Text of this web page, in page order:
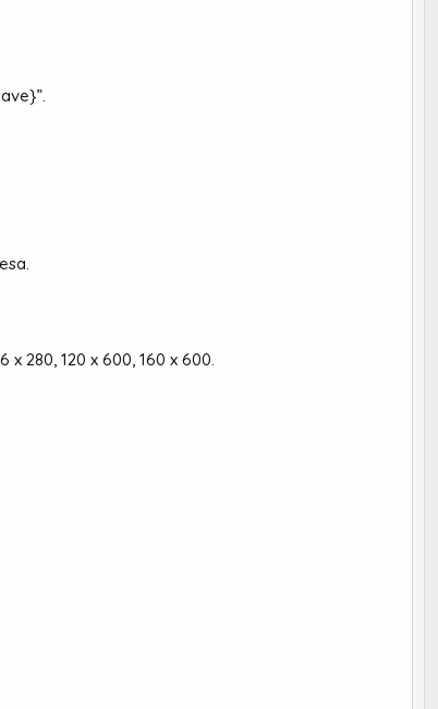
280, 120 x 600, 160 x 600.